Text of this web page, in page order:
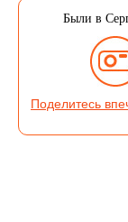
Были в
Поделитесь